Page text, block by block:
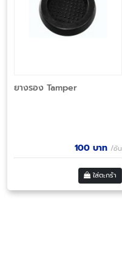
ยางรอง Tamper
100 บาท /อัน
ใส่ตะกร้า